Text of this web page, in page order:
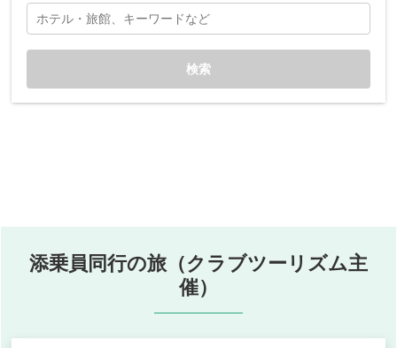
検索
添乗員同行の旅（クラブツーリズム主
催）